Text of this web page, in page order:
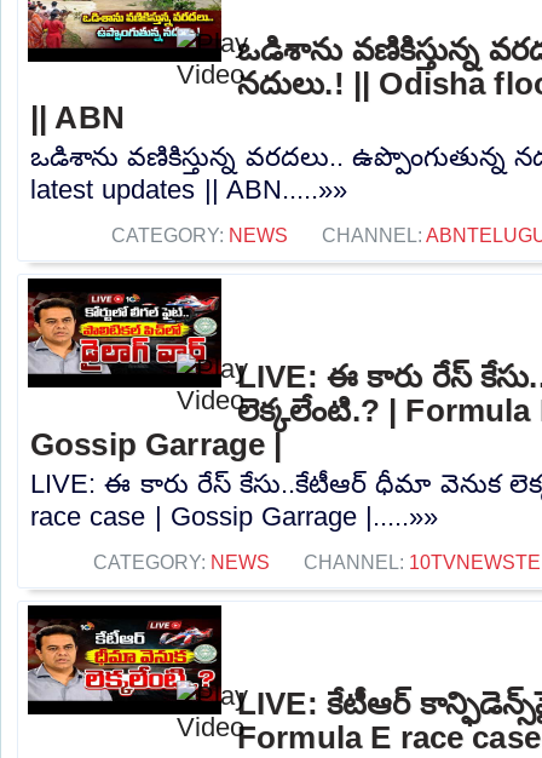
ఒడిశాను వణికిస్తున్న
నదులు.! || Odisha
|| ABN
ఒడిశాను వణికిస్తున్న వరదలు.. ఉప్పొంగుతున్న
latest updates || ABN.....»»
CATEGORY: NEWS CHANNEL:
LIVE: ఈ కారు రేస్‌
లెక్కలేంటి.? | Formula
Gossip Garrage |
LIVE: ఈ కారు రేస్‌ కేసు..కేటీఆర్ ధీమా వెనుక
race case | Gossip Garrage |.....»»
CATEGORY: NEWS CHANNEL:
LIVE: కేటీఆర్
Formula E race